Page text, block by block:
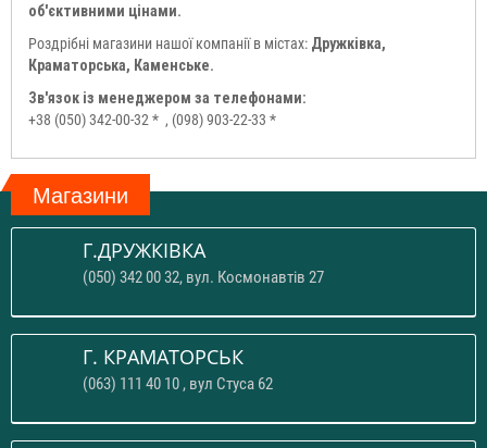
об'єктивними цінами.
Роздрібні магазини нашої компанії в містах: Дружківка,
Краматорська, Каменське.
Зв'язок із менеджером за телефонами:
+38 (050) 342-00-32 * , (098) 903-22-33 *
Магазини
Г.ДРУЖКІВКА
(050) 342 00 32, вул. Космонавтів 27
Г. КРАМАТОРСЬК
(063) 111 40 10 , вул Стуса 62